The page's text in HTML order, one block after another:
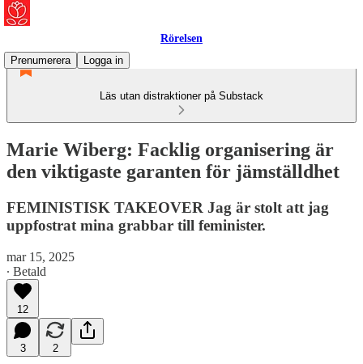
Rörelsen
Prenumerera
Logga in
Läs utan distraktioner på Substack
Marie Wiberg: Facklig organisering är
den viktigaste garanten för jämställdhet
FEMINISTISK TAKEOVER Jag är stolt att jag
uppfostrat mina grabbar till feminister.
mar 15, 2025
∙ Betald
12
3 2